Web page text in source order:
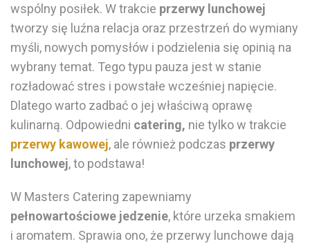
wspólny posiłek. W trakcie przerwy lunchowej
tworzy się luźna relacja oraz przestrzeń do wymiany
myśli, nowych pomysłów i podzielenia się opinią na
wybrany temat. Tego typu pauza jest w stanie
rozładować stres i powstałe wcześniej napięcie.
Dlatego warto zadbać o jej właściwą oprawę
kulinarną. Odpowiedni catering, nie tylko w trakcie
przerwy kawowej, ale również podczas przerwy
lunchowej, to podstawa!
W Masters Catering zapewniamy
pełnowartościowe jedzenie, które urzeka smakiem
i aromatem. Sprawia ono, że przerwy lunchowe dają